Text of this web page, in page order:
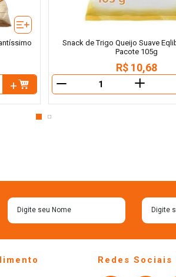
Snack de Trigo Queijo Suave
Pacote 105g
R$ 10,68
＋
Redes Sociais